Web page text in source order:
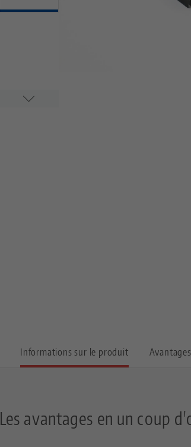
Informations sur le produit Avantages
Les avantages en un coup